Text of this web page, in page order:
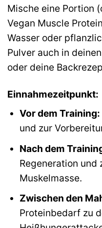
Mische eine Portion
Vegan Muscle
Wasser oder
Pulver auch in deinen
oder deine
Einnahmezeitpunkt:
Vor dem Training:
und zur
Nach dem
Regeneration und
Muskelmasse.
Zwischen den
Proteinbedarf zu